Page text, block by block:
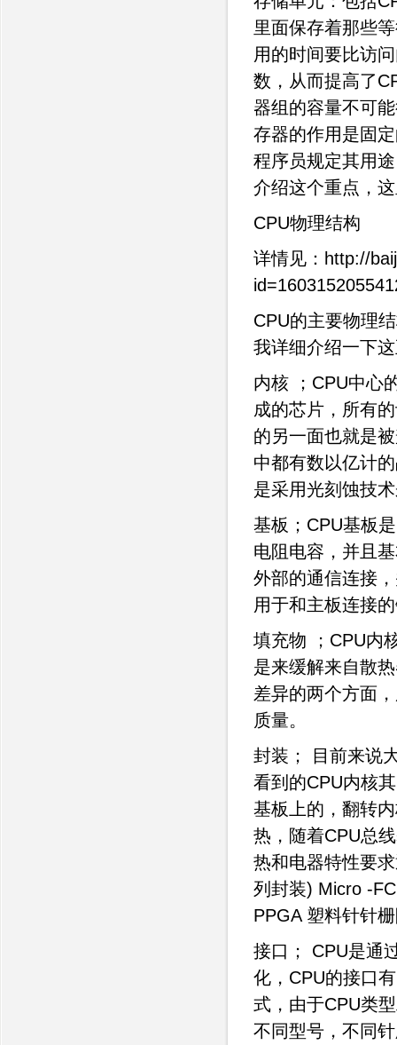
里面保存着那些
用的时间要比访
数，从而提高了
器组的容量不可
存器的作用是固
程序员规定其用
介绍这个重点，
CPU物理结构
详情见：http://
CPU的主要物理
我详细介绍一下
内核 ；CPU中心
成的芯片，所有
的另一面也就是
中都有数以亿计
是采用光刻蚀技
基板；CPU基板
电阻电容，并且
外部的通信连接
用于和主板连接
填充物 ；CPU内
是来缓解来自散
差异的两个方面
质量。
封装； 目前来说
看到的CPU内核
基板上的，翻转
热，随着CPU总
热和电器特性要
列封装) Micro -
PPGA 塑料针针
接口； CPU是通
化，CPU的接口
式，由于CPU类
不同型号，不同